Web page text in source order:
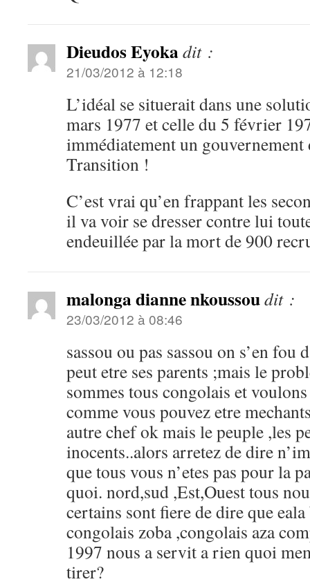
Dieudos Eyokadit :
21/03/2012 à 12:18
L’idéal se situerait dans une
mars 1977 et celle du 5 février
immédiatement un gouvernement
Transition !
C’est vrai qu’en frappant les
il va voir se dresser contre lui
endeuillée par la mort de 900
malonga dianne nkoussoudit :
23/03/2012 à 08:46
sassou ou pas sassou on s’en
peut etre ses parents ;mais le
sommes tous congolais et
comme vous pouvez etre
autre chef ok mais le peuple ,les
inocents..alors arretez de dire
que tous vous n’etes pas pour la
quoi. nord,sud ,Est,Ouest tous
certains sont fiere de dire que
congolais zoba ,congolais aza
1997 nous a servit a rien quoi
tirer?